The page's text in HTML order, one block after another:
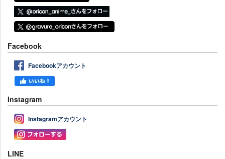
Facebook
Facebookアカウント
Instagram
Instagramアカウント
LINE